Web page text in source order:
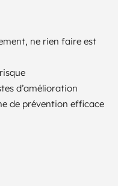
ne rien faire est
d’amélioration
de prévention efficace